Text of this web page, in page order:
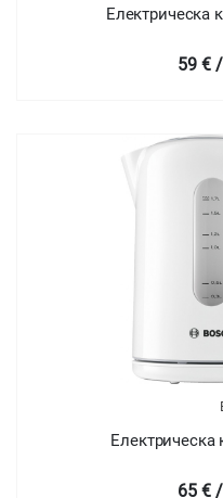
Електрическа
59 €
Електрическа
65 €